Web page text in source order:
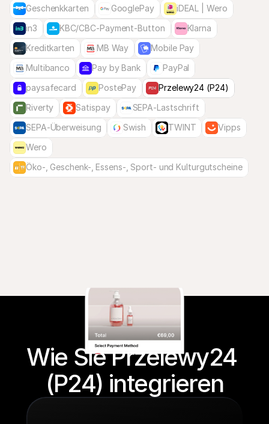
Geschenkkarten
GooglePay
iDEAL | Wero
in3
KBC/CBC-Payment-Button
Klarna
Kreditkarten
MB Way
Mobile Pay
Multibanco
Pay by Bank
PayPal
paysafecard
PostePay
Przelewy24 (P24)
Riverty
Satispay
SEPA-Lastschrift
SEPA-Überweisung
Swish TWINT
Vipps
Wero
Öko-, Geschenk-, Essens-, Sport- und Kulturgutscheine
Wie Sie Przelewy24
(P24) integrieren